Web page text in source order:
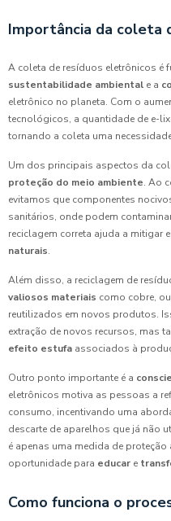
Importância da coleta
A coleta de resíduos eletrônicos é
sustentabilidade ambiental e a
eletrônico no planeta. Com o
tecnológicos, a quantidade de e-
tornando a coleta uma
Um dos principais aspectos da
proteção do meio ambiente. Ao
evitamos que componentes
sanitários, onde podem
reciclagem correta ajuda a mitigar
naturais.
Além disso, a reciclagem de
valiosos materiais como cobre,
reutilizados em novos produtos.
extração de novos recursos, mas
efeito estufa associados à
Outro ponto importante é a
eletrônicos motiva as pessoas a
consumo, incentivando uma
descarte de aparelhos que já não
é apenas uma medida de
oportunidade para educar e
Como funciona o